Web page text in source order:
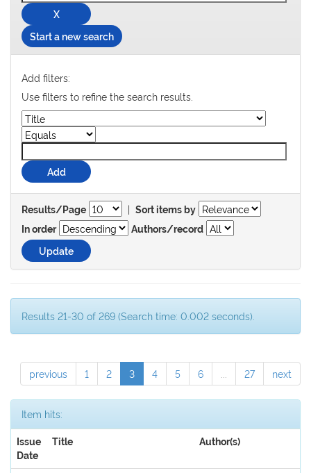
Start a new search
Add filters:
Use filters to refine the search results.
Results/Page | Sort items by
In order
Authors/record
Results 21-30 of 269 (Search time: 0.002 seconds).
previous 1 2 3 4 5 6 27 next
Item hits:
Issue
Date
Title Author(s)